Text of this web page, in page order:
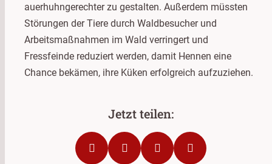
auerhuhngerechter zu gestalten. Außerdem müssten
Störungen der Tiere durch Waldbesucher und
Arbeitsmaßnahmen im Wald verringert und
Fressfeinde reduziert werden, damit Hennen eine
Chance bekämen, ihre Küken erfolgreich aufzuziehen.